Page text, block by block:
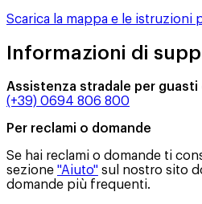
Scarica la mappa e le istruzioni
Informazioni di
Assistenza stradale per guasti
(+39) 0694 806 800
Per reclami o domande
Se hai reclami o domande ti
sezione "Aiuto" sul nostro sito
domande più frequenti.